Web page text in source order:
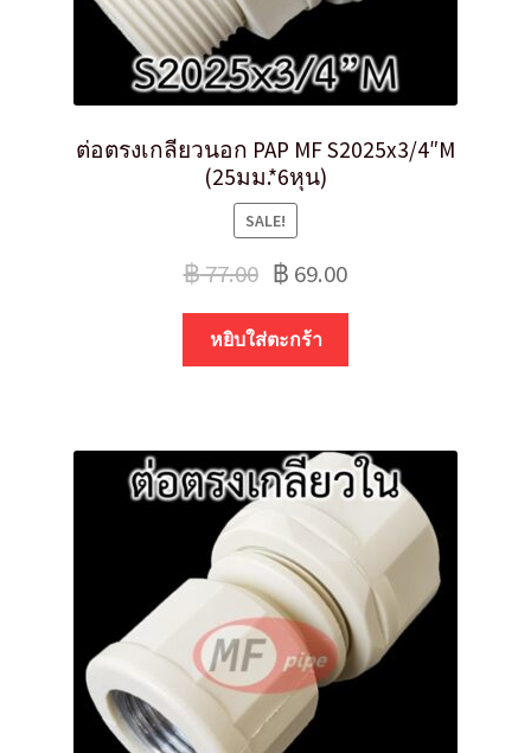
ต่อตรงเกลียวนอก PAP MF S2025x3/4″M
(25มม.*6หุน)
SALE!
฿77.00 ฿ 69.00
หยิบใส่ตะกร้า